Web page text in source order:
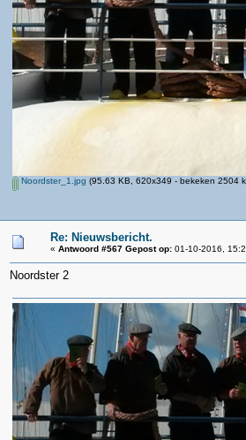
Noordster_1.jpg (95.63 KB, 620x349 - bekeken 2504
Re: Nieuwsbericht.
« Antwoord #567 Gepost op:01-10-2016,
Noordster 2